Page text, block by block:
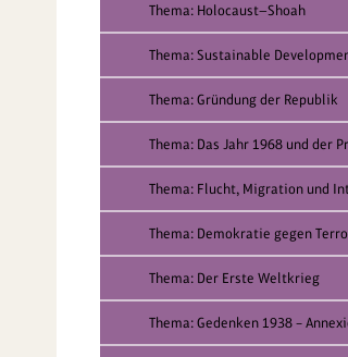
Thema: Holocaust—Shoah
Thema: Sustainable
Thema: Gründung der Republik
Thema: Das Jahr 1968 und der
Thema: Flucht, Migration und
Thema: Demokratie gegen
Thema: Der Erste Weltkrieg
Thema: Gedenken 1938 –